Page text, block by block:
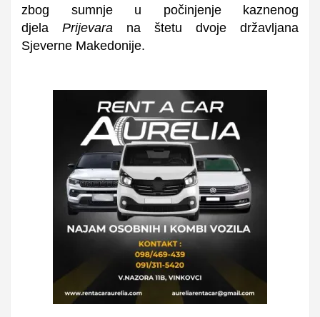
zbog sumnje u počinjenje kaznenog
djela Prijevara
na štetu dvoje državljana
Sjeverne Makedonije.